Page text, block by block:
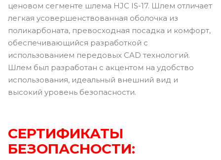
ценовом сегменте шлема HJC IS-17. Шлем отличает
легкая усовершенствованная оболочка из
поликарбоната, превосходная посадка и комфорт,
обеспечивающийся разработкой с
использованием передовых CAD технологий.
Шлем был разработан с акцентом на удобство
использования, идеальный внешний вид и
высокий уровень безопасности.
СЕРТИФИКАТЫ
БЕЗОПАСНОСТИ: